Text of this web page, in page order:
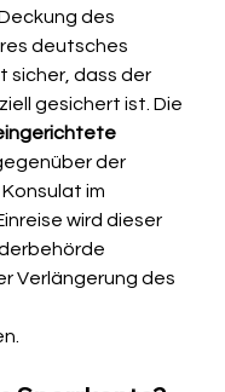
des
deutsches
sicher, dass der
gesichert ist. Die
der
im
wird dieser
Verlängerung des